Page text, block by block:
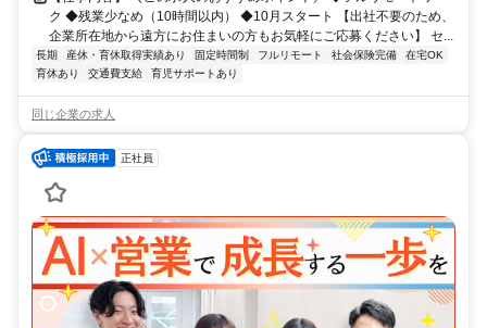
ク ◆残業少なめ（10時間以内） ◆10月スタート 【出社不要のため、
企業所在地から遠方にお住まいの方もお気軽にご応募ください】 セ...
長期 産休・育休取得実績あり 固定時間制 フルリモート 社会保険完備
在宅OK
育休あり
交通費支給 育児サポートあり
同じ企業の求人
正社員